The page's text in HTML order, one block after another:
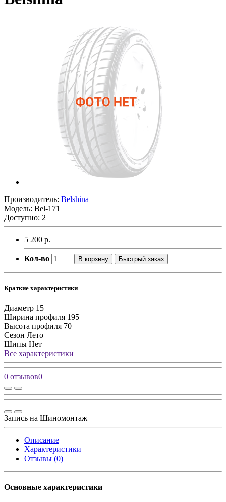
Производитель: Belshina
Модель: Bel-171
Доступно: 2
5 200 р.
Кол-во В корзину Быстрый заказ
Краткие характеристики
Диаметр 15
Ширина профиля 195
Высота профиля 70
Сезон Лето
Шипы Нет
Все характеристики
0 отзывов0
Запись на Шиномонтаж
Описание
Характеристики
Отзывы (0)
Основные характеристики